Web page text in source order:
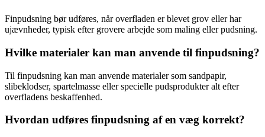
Finpudsning bør udføres, når overfladen er blevet grov eller har
ujævnheder, typisk efter grovere arbejde som maling eller pudsning.
Hvilke materialer kan man anvende til finpudsning?
Til finpudsning kan man anvende materialer som sandpapir,
slibeklodser, spartelmasse eller specielle pudsprodukter alt efter
overfladens beskaffenhed.
Hvordan udføres finpudsning af en væg korrekt?